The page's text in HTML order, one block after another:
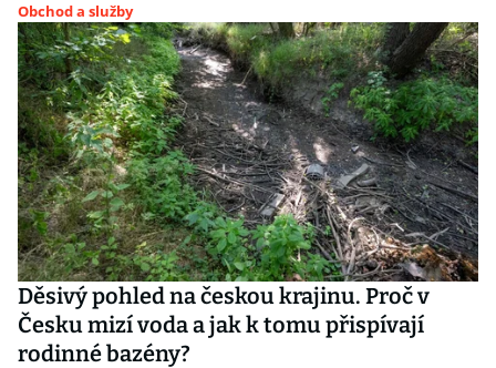
Obchod a služby
Děsivý pohled na českou krajinu. Proč v
Česku mizí voda a jak k tomu přispívají
rodinné bazény?